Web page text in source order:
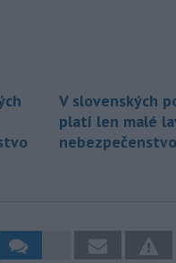
V slovenských
platí len malé
nebezpečenstvo